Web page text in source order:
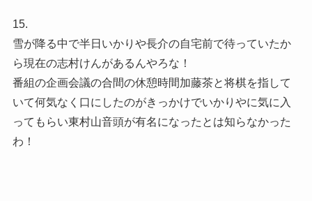
15.
雪が降る中で半日いかりや長介の自宅前で待っていたか
ら現在の志村けんがあるんやろな！
番組の企画会議の合間の休憩時間加藤茶と将棋を指して
いて何気なく口にしたのがきっかけでいかりやに気に入
ってもらい東村山音頭が有名になったとは知らなかった
わ！